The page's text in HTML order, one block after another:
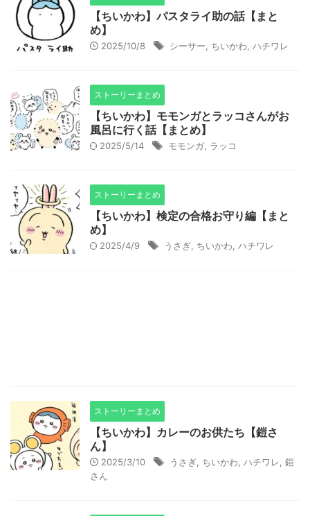
【ちいかわ】パスタライ助の話【まと
め】
2025/10/8 シーサー ちいかわ ハチワレ
ストーリーまとめ
【ちいかわ】モモンガとラッコさんがお
風呂に行く話【まとめ】
2025/5/14 モモンガ ラッコ
ストーリーまとめ
【ちいかわ】検定の合格お守り編【まと
め】
2025/4/9 うさぎ ちいかわ ハチワレ
ストーリーまとめ
【ちいかわ】カレーのお供たち【鎧さ
ん】
2025/3/10 うさぎ ちいかわ ハチワレ 鎧
さん